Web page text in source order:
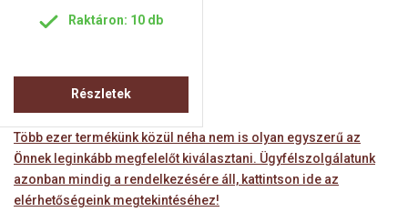
Raktáron: 10 db
Részletek
Több ezer termékünk közül néha nem is olyan egyszerű az
Önnek leginkább megfelelőt kiválasztani. Ügyfélszolgálatunk
azonban mindig a rendelkezésére áll, kattintson ide az
elérhetőségeink megtekintéséhez!